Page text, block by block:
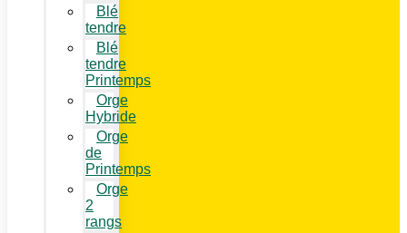
Blé
tendre
Blé
tendre
Printemps
Orge
Hybride
Orge
de
Printemps
Orge
2
rangs